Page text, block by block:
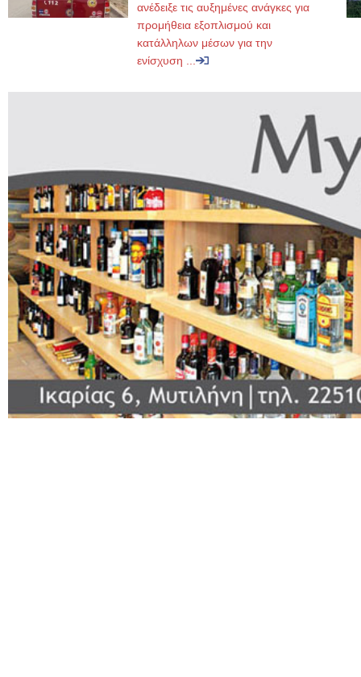
ανέδειξε τις αυξημένες ανάγκες για
προμήθεια εξοπλισμού και
κατάλληλων μέσων για την
ενίσχυση ...